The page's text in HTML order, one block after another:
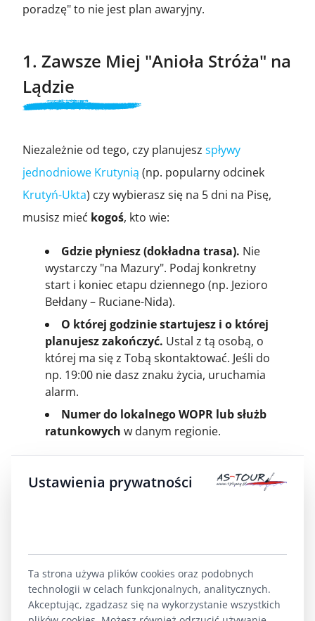
poradzę" to nie jest plan awaryjny.
1. Zawsze Miej "Anioła Stróża" na
Lądzie
Niezależnie od tego, czy planujesz spływy
jednodniowe Krutynią (np. popularny odcinek
Krutyń-Ukta) czy wybierasz się na 5 dni na Pisę,
musisz mieć kogoś, kto wie:
Gdzie płyniesz (dokładna trasa). Nie
wystarczy "na Mazury". Podaj konkretny
start i koniec etapu dziennego (np. Jezioro
Bełdany – Ruciane-Nida).
O której godzinie startujesz i o której
planujesz zakończyć. Ustal z tą osobą, o
której ma się z Tobą skontaktować. Jeśli do
np. 19:00 nie dasz znaku życia, uruchamia
alarm.
Numer do lokalnego WOPR lub służb
ratunkowych w danym regionie.
Zawsze informuj kogoś o planowanym spływie.
Dodatek, Ale Uprząż
Ustawienia prywatności
Ta strona używa plików cookies oraz podobnych
technologii w celach funkcjonalnych, analitycznych.
Akceptując, zgadzasz się na wykorzystanie wszystkich